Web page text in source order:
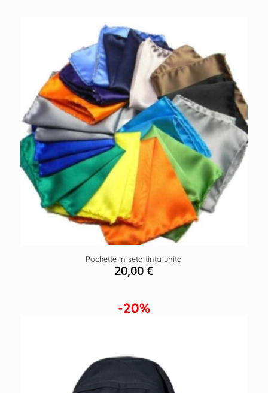
Pochette in seta tinta unita
20,00€
-20%